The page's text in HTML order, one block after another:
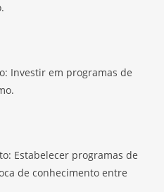
Investir em programas de
Estabelecer programas de
de conhecimento entre